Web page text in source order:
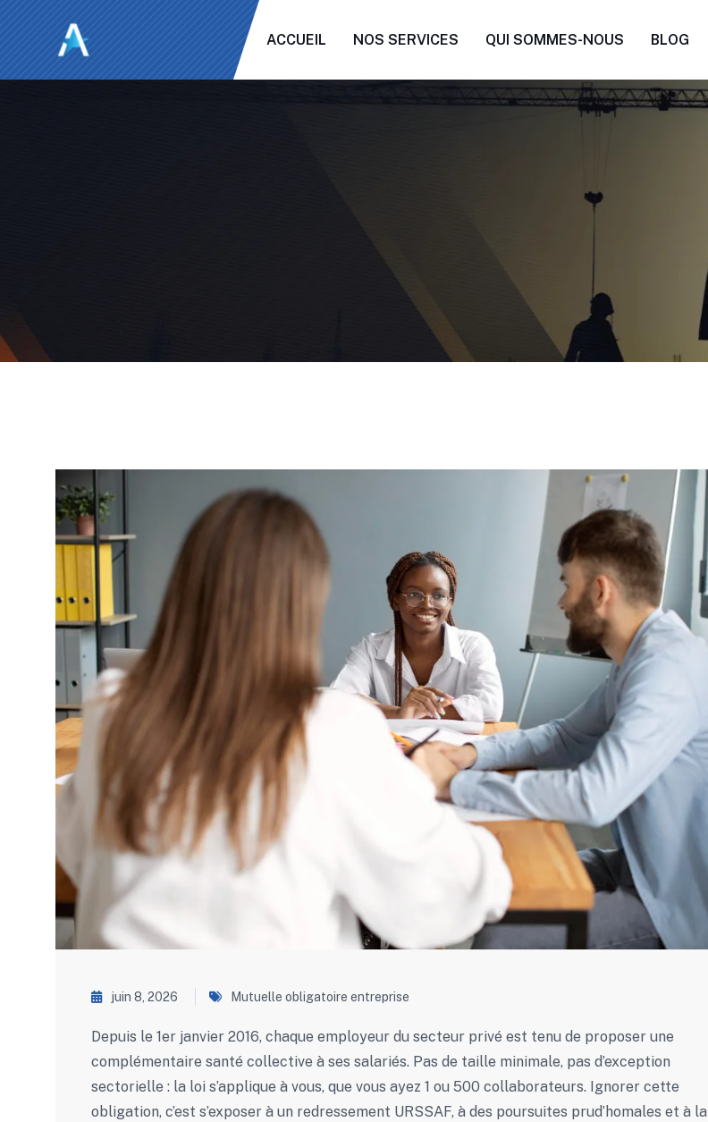
ACCUEIL NOS SERVICES QUI SOMMES-NOUS BLOG
juin 8, 2026 Mutuelle obligatoire entreprise
Depuis le 1er janvier 2016, chaque employeur du secteur privé est tenu de proposer une
complémentaire santé collective à ses salariés. Pas de taille minimale, pas d’exception
sectorielle : la loi s’applique à vous, que vous ayez 1 ou 500 collaborateurs. Ignorer cette
obligation, c’est s’exposer à un redressement URSSAF, à des poursuites prud’homales et à la